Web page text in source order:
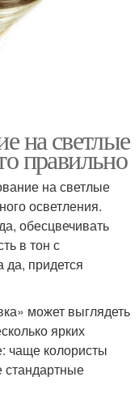
на светлые
правильно
на светлые
осветления.
обесцвечивать
в тон с
придется
может выглядеть
ярких
чаще колористы
стандартные